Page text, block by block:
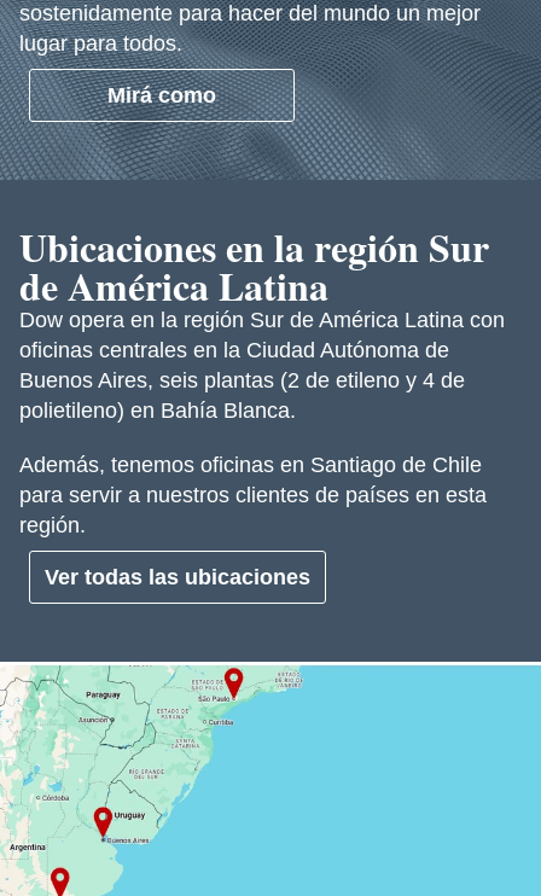
sostenidamente para hacer del mundo un mejor
lugar para todos.
Mirá como
Ubicaciones en la región Sur
de América Latina
Dow opera en la región Sur de América Latina con
oficinas centrales en la Ciudad Autónoma de
Buenos Aires, seis plantas (2 de etileno y 4 de
polietileno) en Bahía Blanca.
Además, tenemos oficinas en Santiago de Chile
para servir a nuestros clientes de países en esta
región.
Ver todas las ubicaciones